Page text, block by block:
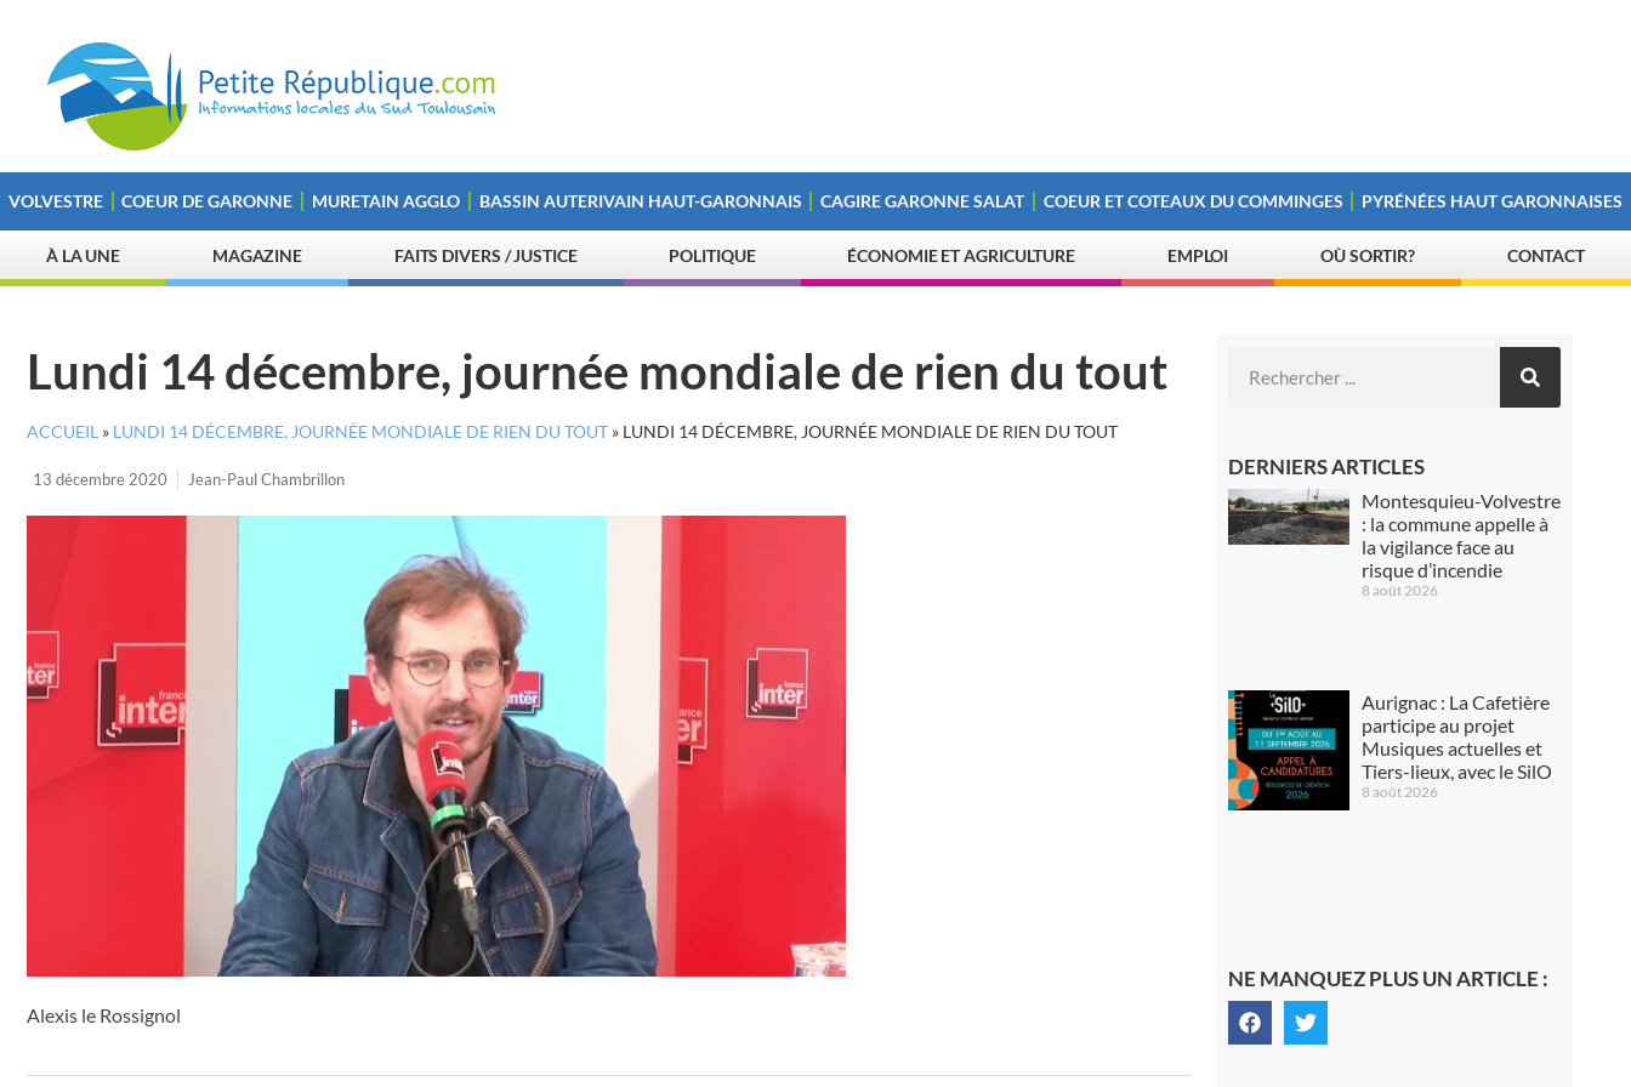
VOLVESTRE COEUR DE GARONNE MURETAIN AGGLO BASSIN AUTERIVAIN HAUT-GARONNAIS CAGIRE GARONNE SALAT COEUR ET COTEAUX DU COMMINGES PYRÉNÉES HAUT GARONNAISES
À LA UNE MAGAZINE FAITS DIVERS / JUSTICE POLITIQUE ÉCONOMIE ET AGRICULTURE EMPLOI OÙ SORTIR? CONTACT
Lundi 14 décembre, journée mondiale de rien du tout
ACCUEIL » LUNDI 14 DÉCEMBRE, JOURNÉE MONDIALE DE RIEN DU TOUT » LUNDI 14 DÉCEMBRE, JOURNÉE MONDIALE DE RIEN DU TOUT
13 décembre 2020 Jean-Paul Chambrillon
Alexis le Rossignol
DERNIERS ARTICLES
Montesquieu-Volvestre
: la commune appelle à
la vigilance face au
risque d’incendie
8 août 2026
Aurignac : La Cafetière
participe au projet
Musiques actuelles et
Tiers-lieux, avec le SilO
8 août 2026
NE MANQUEZ PLUS UN ARTICLE :